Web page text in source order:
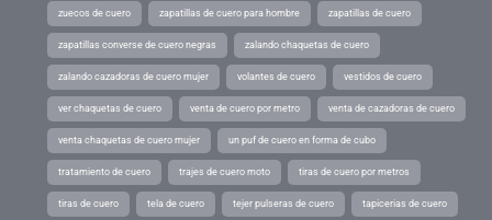
zuecos de cuero zapatillas de cuero para hombre zapatillas de cuero
zapatillas converse de cuero negras zalando chaquetas de cuero
zalando cazadoras de cuero mujer volantes de cuero vestidos de cuero
ver chaquetas de cuero venta de cuero por metro venta de cazadoras de cuero
venta chaquetas de cuero mujer un puf de cuero en forma de cubo
tratamiento de cuero trajes de cuero moto tiras de cuero por metros
tiras de cuero tela de cuero tejer pulseras de cuero tapicerias de cuero